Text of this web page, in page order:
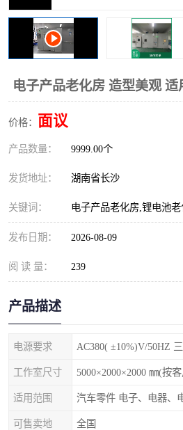
电子产品老化房 造型美观 适
价格： 面议
产品数量： 9999.00个
发货地址： 湖南省长沙
关键词： 电子产品老化房,锂电池
发布日期： 2026-08-09
阅 读 量： 239
产品描述
电源要求 AC380( ±10%)V/50HZ
工作室尺寸 5000×2000×2000 ㎜(按
适用范围 汽车零件 电子、电器、
可售卖地 全国